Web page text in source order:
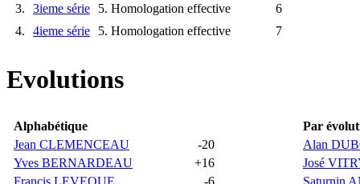
3.
3ieme série 5. Homologation effective
6
4.
4ieme série 5. Homologation effective 7
Evolutions
Alphabétique
Jean CLEMENCEAU
-20
Yves BERNARDEAU
+16
Francis LEVEQUE
-6
Par
Alan
José
Saturnin